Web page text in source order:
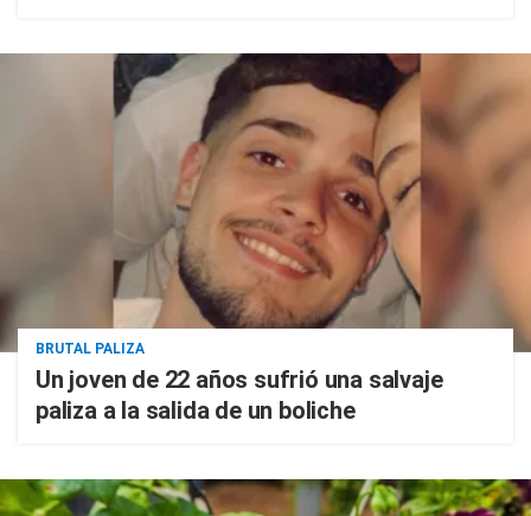
BRUTAL PALIZA
Un joven de 22 años sufrió una salvaje
paliza a la salida de un boliche